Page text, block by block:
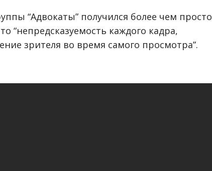
“Адвокаты” получился более чем просто
“непредсказуемость каждого кадра,
зрителя во время самого просмотра”.